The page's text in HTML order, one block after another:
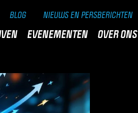
BLOG NIEUWS EN PERSBERICHTEN
EVENEMENTEN OVER ONS